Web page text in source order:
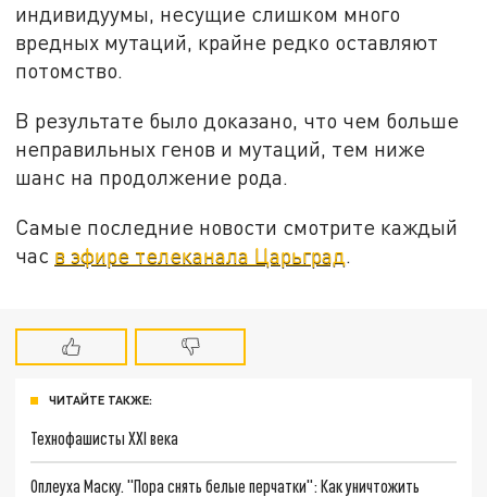
индивидуумы, несущие слишком много
вредных мутаций, крайне редко оставляют
потомство.
В результате было доказано, что чем больше
неправильных генов и мутаций, тем ниже
шанс на продолжение рода.
Самые последние новости смотрите каждый
час в эфире телеканала Царьград
ЧИТАЙТЕ ТАКЖЕ:
Технофашисты XXI века
Оплеуха Маску. "Пора снять белые перчатки": Как уничтожить